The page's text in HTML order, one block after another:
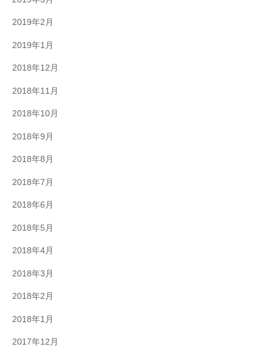
2019年2月
2019年1月
2018年12月
2018年11月
2018年10月
2018年9月
2018年8月
2018年7月
2018年6月
2018年5月
2018年4月
2018年3月
2018年2月
2018年1月
2017年12月